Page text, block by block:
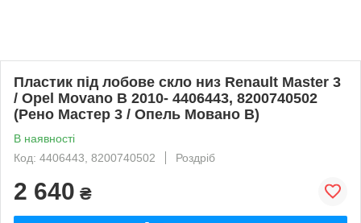
Пластик під лобове скло низ Renault Master 3
/ Opel Movano B 2010- 4406443, 8200740502
(Рено Мастер 3 / Опель Мовано B)
В наявності
Код: 4406443, 8200740502
Роздріб
2 640 ₴